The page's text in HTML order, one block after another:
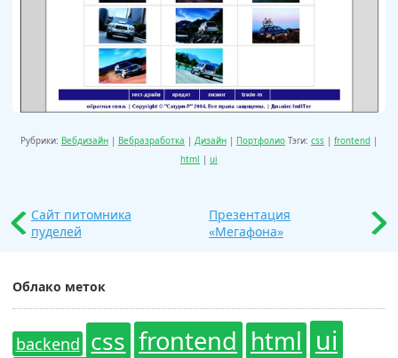
Рубрики: Вебдизайн | Вебразработка | Дизайн | Портфолио Тэги: css | frontend |
html | ui
Сайт питомника
пуделей
Презентация
«Мегафона»
Облако меток
backend css frontend html ui